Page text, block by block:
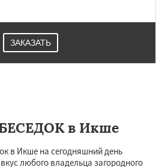
ЗАКАЗАТЬ
в Икше
в Икше на сегодняшний день
любого владельца загородного